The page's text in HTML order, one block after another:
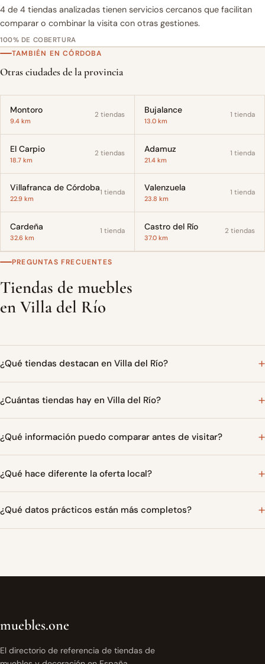
4 de 4 tiendas analizadas tienen servicios cercanos que facilitan
comparar o combinar la visita con otras gestiones.
100% DE COBERTURA
TAMBIÉN EN CÓRDOBA
Otras ciudades de la provincia
Montoro
9.4 km
2 tiendas Bujalance
13.0 km
1 tienda
El Carpio
18.7 km
2 tiendas Adamuz
21.4 km
1 tienda
Villafranca de Córdoba
22.9 km
1 tienda Valenzuela
23.8 km
1 tienda
Cardeña
32.6 km
1 tienda Castro del Río
37.0 km
2 tiendas
PREGUNTAS FRECUENTES
Tiendas de muebles
en Villa del Río
¿Qué tiendas destacan en Villa del Río?
¿Cuántas tiendas hay en Villa del Río?
¿Qué información puedo comparar antes de visitar?
¿Qué hace diferente la oferta local?
¿Qué datos prácticos están más completos?
muebles.one
El directorio de referencia de tiendas de